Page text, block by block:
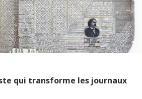
qui transforme les journaux